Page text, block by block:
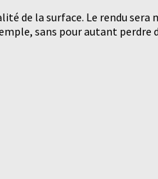
de la surface. Le rendu sera
sans pour autant perdre